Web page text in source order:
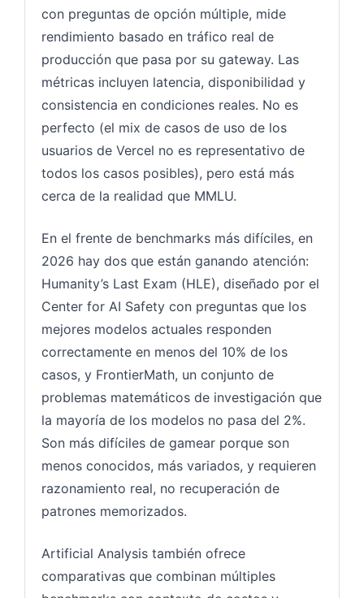
con preguntas de opción múltiple, mide
rendimiento basado en tráfico real de
producción que pasa por su gateway. Las
métricas incluyen latencia, disponibilidad y
consistencia en condiciones reales. No es
perfecto (el mix de casos de uso de los
usuarios de Vercel no es representativo de
todos los casos posibles), pero está más
cerca de la realidad que MMLU.
En el frente de benchmarks más difíciles, en
2026 hay dos que están ganando atención:
Humanity’s Last Exam (HLE), diseñado por el
Center for AI Safety con preguntas que los
mejores modelos actuales responden
correctamente en menos del 10% de los
casos, y FrontierMath, un conjunto de
problemas matemáticos de investigación que
la mayoría de los modelos no pasa del 2%.
Son más difíciles de gamear porque son
menos conocidos, más variados, y requieren
razonamiento real, no recuperación de
patrones memorizados.
Artificial Analysis también ofrece
comparativas que combinan múltiples